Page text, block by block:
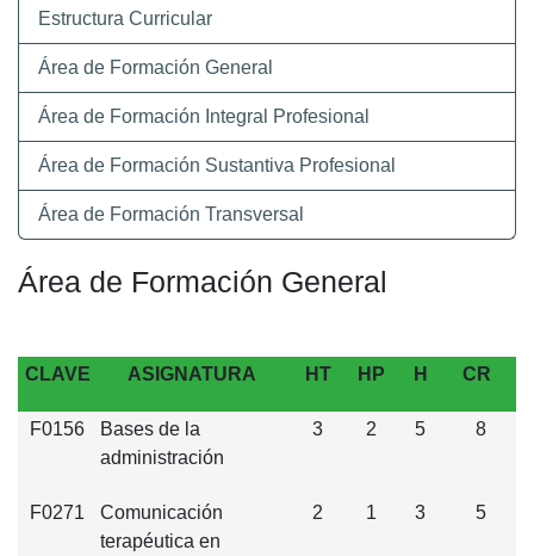
Estructura Curricular
Área de Formación General
Área de Formación Integral Profesional
Área de Formación Sustantiva Profesional
Área de Formación Transversal
Área de Formación General
CLAVE ASIGNATURA HT HP H CR
F0156
Bases de la
administración
3 2 5 8
F0271
Comunicación
terapéutica en
2 1 3 5